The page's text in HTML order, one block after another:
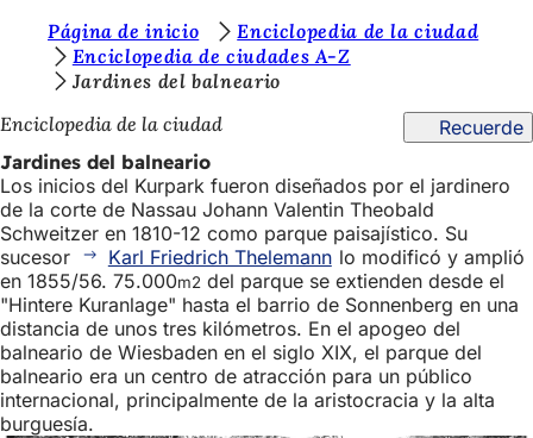
Saltar al contenido
t
á
s
a
q
u
í
:
Página de inicio
Enciclopedia de la ciudad
Enciclopedia de ciudades A-Z
Jardines del balneario
Enciclopedia de la ciudad
Recuerde
Jardines del balneario
Los inicios del Kurpark fueron diseñados por el jardinero
de la corte de Nassau Johann Valentin Theobald
Schweitzer en 1810-12 como parque paisajístico. Su
sucesor
Karl Friedrich Thelemann lo modificó y amplió
en 1855/56. 75.000m2 del parque se extienden desde el
"Hintere Kuranlage" hasta el barrio de Sonnenberg en una
distancia de unos tres kilómetros. En el apogeo del
balneario de Wiesbaden en el siglo XIX, el parque del
balneario era un centro de atracción para un público
internacional, principalmente de la aristocracia y la alta
burguesía.